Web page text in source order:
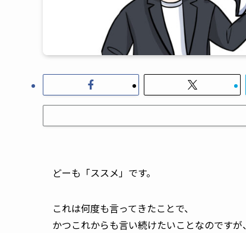
どーも「ススメ」です。
これは何度も言ってきたことで、
かつこれからも言い続けたいことなのですが、